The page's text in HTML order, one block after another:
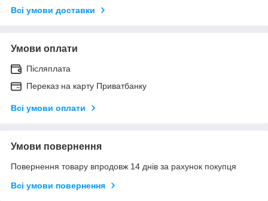
Всі умови доставки
Умови оплати
Післяплата
Переказ на карту Приватбанку
Всі умови оплати
Умови повернення
Повернення товару впродовж 14 днів за рахунок покупця
Всі умови повернення